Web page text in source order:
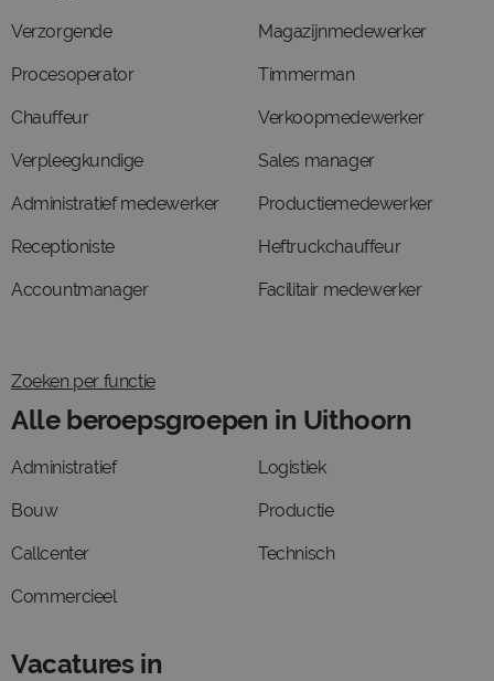
Verzorgende
Procesoperator
Chauffeur
Verpleegkundige
Administratief medewerker
Receptioniste
Accountmanager
Magazijnmedewerker
Timmerman
Verkoopmedewerker
Sales manager
Productiemedewerker
Heftruckchauffeur
Facilitair medewerker
Zoeken per functie
Alle beroepsgroepen in Uithoorn
Administratief
Bouw
Callcenter
Commercieel
Logistiek
Productie
Technisch
Vacatures in